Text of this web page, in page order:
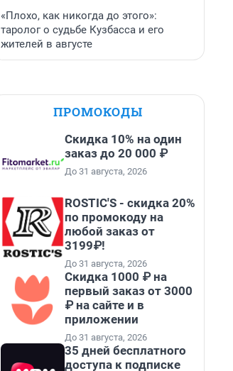
«Плохо, как никогда до этого»:
таролог о судьбе Кузбасса и его
жителей в августе
ПРОМОКОДЫ
Скидка 10% на один
заказ до 20 000 ₽
До 31 августа, 2026
ROSTIC'S - скидка 20%
по промокоду на
любой заказ от
3199₽!
До 31 августа, 2026
Скидка 1000 ₽ на
первый заказ от 3000
₽ на сайте и в
приложении
До 31 августа, 2026
35 дней бесплатного
доступа к подписке